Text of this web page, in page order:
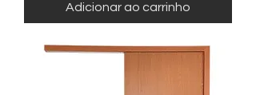
Adicionar ao carrinho